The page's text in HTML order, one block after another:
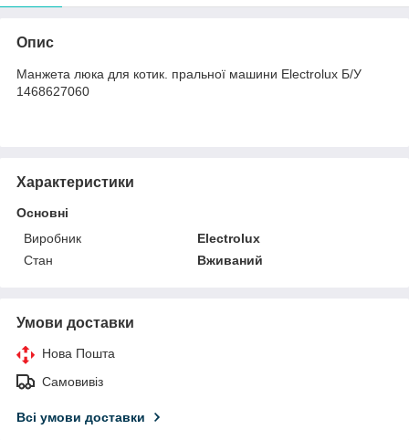
Опис
Манжета люка для котик. пральної машини Electrolux Б/У
1468627060
Характеристики
Основні
Виробник
Electrolux
Стан
Вживаний
Умови доставки
Нова Пошта
Самовивіз
Всі умови доставки